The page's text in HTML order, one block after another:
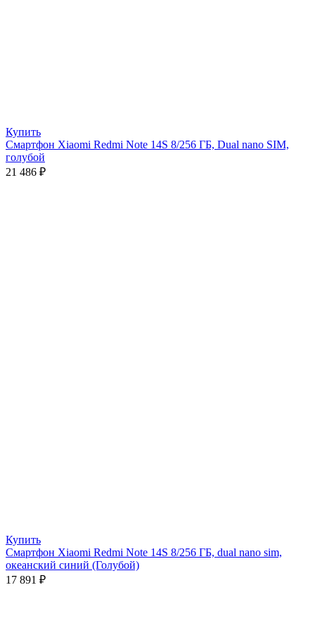
Купить
Смартфон Xiaomi Redmi Note 14S 8/256 ГБ, Dual nano SIM,
голубой
21 486 ₽
Купить
Смартфон Xiaomi Redmi Note 14S 8/256 ГБ, dual nano sim,
океанский синий (Голубой)
17 891 ₽